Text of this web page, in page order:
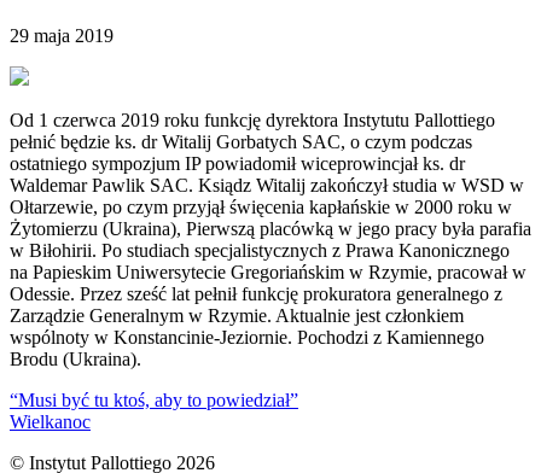
29 maja 2019
Od 1 czerwca 2019 roku funkcję dyrektora Instytutu Pallottiego
pełnić będzie ks. dr Witalij Gorbatych SAC, o czym podczas
ostatniego sympozjum IP powiadomił wiceprowincjał ks. dr
Waldemar Pawlik SAC. Ksiądz Witalij zakończył studia w WSD w
Ołtarzewie, po czym przyjął święcenia kapłańskie w 2000 roku w
Żytomierzu (Ukraina), Pierwszą placówką w jego pracy była parafia
w Biłohirii. Po studiach specjalistycznych z Prawa Kanonicznego
na Papieskim Uniwersytecie Gregoriańskim w Rzymie, pracował w
Odessie. Przez sześć lat pełnił funkcję prokuratora generalnego z
Zarządzie Generalnym w Rzymie. Aktualnie jest członkiem
wspólnoty w Konstancinie-Jeziornie. Pochodzi z Kamiennego
Brodu (Ukraina).
“Musi być tu ktoś, aby to powiedział”
Wielkanoc
© Instytut Pallottiego 2026